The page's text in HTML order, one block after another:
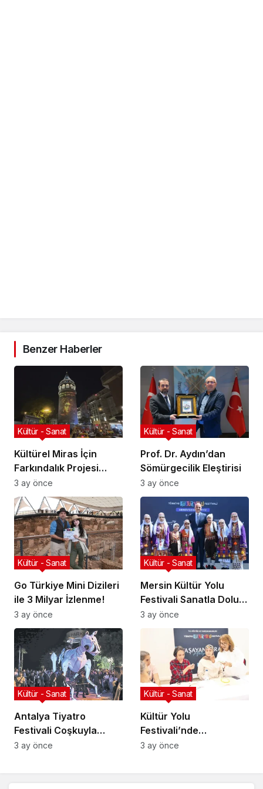
Benzer Haberler
Kültürel Miras İçin
Farkındalık Projesi
Başlıyor
Kültür - Sanat
3 ay önce
Prof. Dr. Aydın’dan
Sömürgecilik Eleştirisi
Kültür - Sanat
3 ay önce
Go Türkiye Mini Dizileri
ile 3 Milyar İzlenme!
Kültür - Sanat
3 ay önce
Mersin Kültür Yolu
Festivali Sanatla Dolu
Geçiyor!
Kültür - Sanat
3 ay önce
Antalya Tiyatro
Festivali Coşkuyla
Başladı!
Kültür - Sanat
3 ay önce
Kültür Yolu
Festivali’nde
Geleneksel Sanatlar
Kültür - Sanat
3 ay önce